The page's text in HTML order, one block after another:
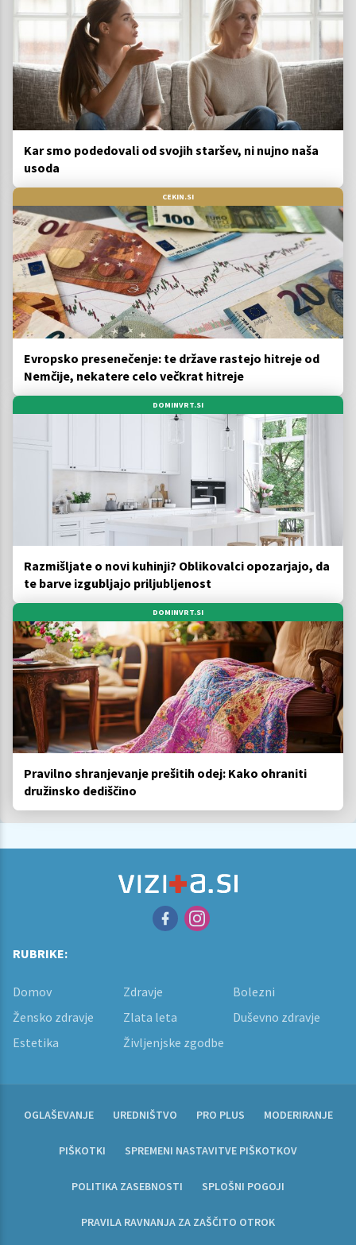
Kar smo podedovali od svojih staršev, ni nujno naša
usoda
CEKIN.SI
Evropsko presenečenje: te države rastejo hitreje od
Nemčije, nekatere celo večkrat hitreje
DOMINVRT.SI
Razmišljate o novi kuhinji? Oblikovalci opozarjajo, da
te barve izgubljajo priljubljenost
DOMINVRT.SI
Pravilno shranjevanje prešitih odej: Kako ohraniti
družinsko dediščino
RUBRIKE:
Domov Zdravje
Bolezni
Žensko zdravje
Zlata leta
Duševno zdravje
Estetika
Življenjske zgodbe
OGLAŠEVANJE UREDNIŠTVO PRO PLUS MODERIRANJE
PIŠKOTKI SPREMENI NASTAVITVE PIŠKOTKOV
POLITIKA ZASEBNOSTI SPLOŠNI POGOJI
PRAVILA RAVNANJA ZA ZAŠČITO OTROK